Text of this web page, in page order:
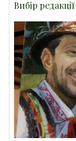
Вибір редакції